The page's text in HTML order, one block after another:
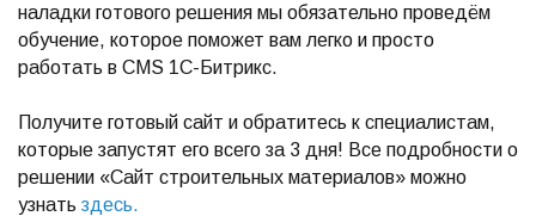
наладки готового решения мы обязательно проведём
обучение, которое поможет вам легко и просто
работать в CMS 1С-Битрикс.
Получите готовый сайт и обратитесь к специалистам,
которые запустят его всего за 3 дня! Все подробности о
решении «Сайт строительных материалов» можно
узнать здесь.